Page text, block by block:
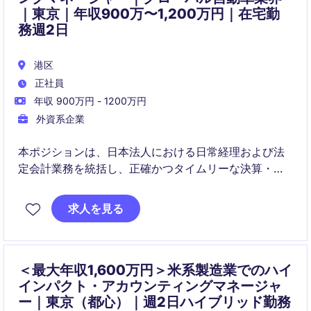
｜東京｜年収900万〜1,200万円｜在宅勤
務週2日
港区
正社員
年収 900万円 - 1200万円
外資系企業
本ポジションは、日本法人における日常経理および法
定会計業務を統括し、正確かつタイムリーな決算・報
ら、監査・税務対応や社内外ステークホルダーとの連
携を行います。
求人を見る
＜最大年収1,600万円＞米系製造業でのハイ
インパクト・アカウンティングマネージャ
ー｜東京（都心）｜週2日ハイブリッド勤務